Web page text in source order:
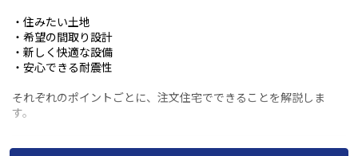
・住みたい土地
・希望の間取り設計
・新しく快適な設備
・安心できる耐震性
それぞれのポイントごとに、注文住宅でできることを解説しま
す。